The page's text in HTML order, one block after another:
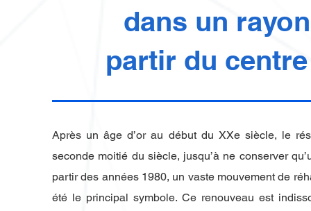
dans un
partir du
Après un âge d’or au début du XXe siècle, le
seconde moitié du siècle, jusqu’à ne conserver
partir des années 1980, un vaste mouvement de
été le principal symbole. Ce renouveau est